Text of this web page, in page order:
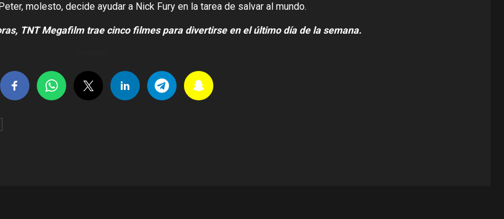
molesto, decide ayudar a Nick Fury en la tarea de salvar al mundo.
TNT Megafilm trae cinco filmes para divertirse en el último día de la semana.